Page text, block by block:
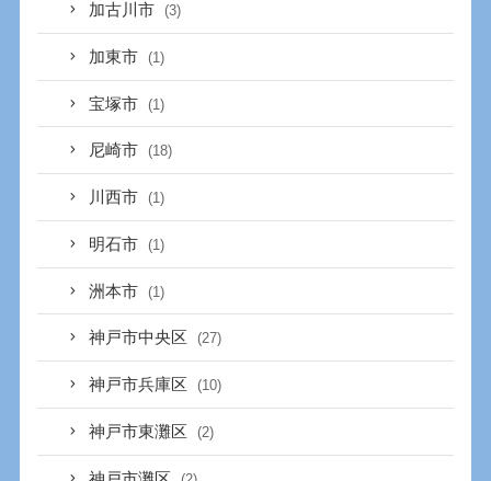
加古川市 (3)
加東市 (1)
宝塚市 (1)
尼崎市 (18)
川西市 (1)
明石市 (1)
洲本市 (1)
神戸市中央区 (27)
神戸市兵庫区 (10)
神戸市東灘区 (2)